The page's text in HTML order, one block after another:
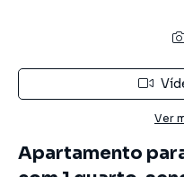
Ver
Apartamento